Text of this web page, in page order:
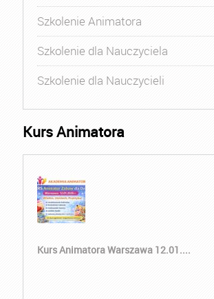
Szkolenie Animatora
Szkolenie dla Nauczyciela
Szkolenie dla Nauczycieli
Kurs Animatora
Kurs Animatora Warszawa 12.01....